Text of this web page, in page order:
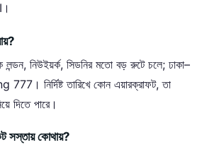
নিউইয়র্ক, সিডনির মতো বড় রুটে চলে; ঢাকা–
777। নির্দিষ্ট তারিখে কোন এয়ারক্রাফট, তা
দিতে পারে।
সস্তায় কোথায়?